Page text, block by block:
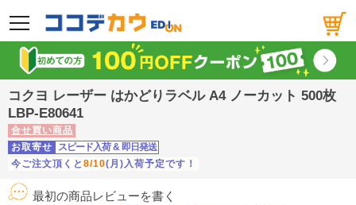
メニュー
コクヨ レーザー はかどりラベル A4 ノーカット 500枚
LBP-E80641
合せ買い商品
お取寄せ
スピード入荷 & 即日発送
今ご注文頂くと 8/10(月)入荷予定です！
最初の商品レビューを書く